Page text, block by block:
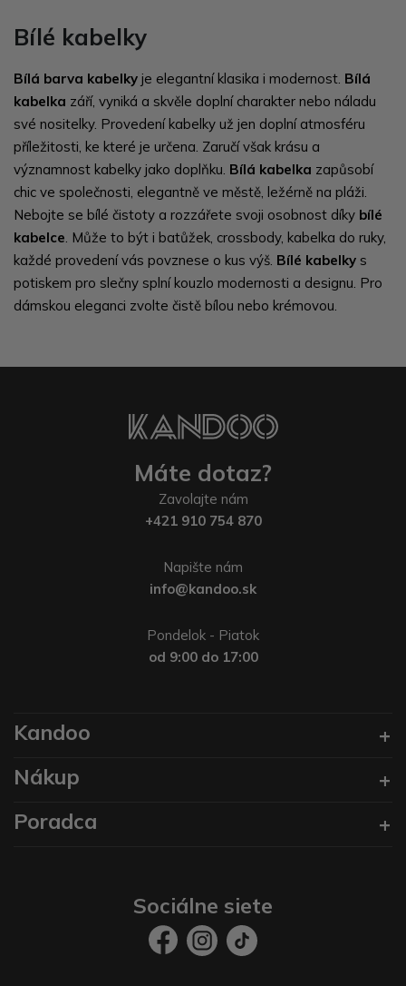
Bílé kabelky
Bílá barva kabelky je elegantní klasika i modernost. Bílá
kabelka září, vyniká a skvěle doplní charakter nebo náladu
své nositelky. Provedení kabelky už jen doplní atmosféru
příležitosti, ke které je určena. Zaručí však krásu a
významnost kabelky jako doplňku. Bílá kabelka zapůsobí
chic ve společnosti, elegantně ve městě, ležérně na pláži.
Nebojte se bílé čistoty a rozzářete svoji osobnost díky bílé
kabelce. Může to být i batůžek, crossbody, kabelka do ruky,
každé provedení vás povznese o kus výš. Bílé kabelky s
potiskem pro slečny splní kouzlo modernosti a designu. Pro
dámskou eleganci zvolte čistě bílou nebo krémovou.
Máte dotaz?
Zavolajte nám
+421 910 754 870
Napište nám
info@kandoo.sk
Pondelok - Piatok
od 9:00 do 17:00
Kandoo
Nákup
Poradca
Sociálne siete